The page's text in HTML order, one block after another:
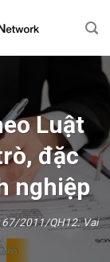
Luật
đặc
nghiệp
67/2011/QH12: Vai